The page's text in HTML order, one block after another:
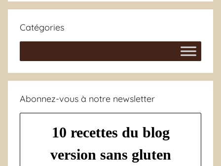
Catégories
Abonnez-vous à notre newsletter
10 recettes du blog
version sans gluten